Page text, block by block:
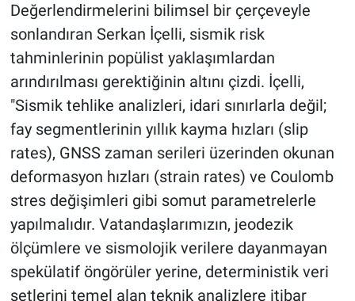
Değerlendirmelerini bilimsel bir çerçeveyle
sonlandıran Serkan İçelli, sismik risk
tahminlerinin popülist yaklaşımlardan
arındırılması gerektiğinin altını çizdi. İçelli,
"Sismik tehlike analizleri, idari sınırlarla değil;
fay segmentlerinin yıllık kayma hızları (slip
rates), GNSS zaman serileri üzerinden okunan
deformasyon hızları (strain rates) ve Coulomb
stres değişimleri gibi somut parametrelerle
yapılmalıdır. Vatandaşlarımızın, jeodezik
ölçümlere ve sismolojik verilere dayanmayan
spekülatif öngörüler yerine, deterministik veri
setlerini temel alan teknik analizlere itibar